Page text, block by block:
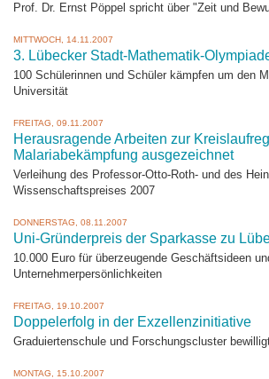
Prof. Dr. Ernst Pöppel spricht über "Zeit und
MITTWOCH, 14.11.2007
3. Lübecker Stadt-Mathematik-
100 Schülerinnen und Schüler kämpfen um den
Universität
FREITAG, 09.11.2007
Herausragende Arbeiten zur
Malariabekämpfung ausgezeichnet
Verleihung des Professor-Otto-Roth- und des
Wissenschaftspreises 2007
DONNERSTAG, 08.11.2007
Uni-Gründerpreis der Sparkasse zu
10.000 Euro für überzeugende Geschäftsideen
Unternehmerpersönlichkeiten
FREITAG, 19.10.2007
Doppelerfolg in der Exzellenzinitiative
Graduiertenschule und Forschungscluster
MONTAG, 15.10.2007